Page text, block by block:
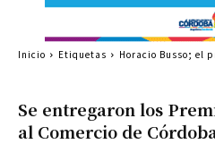
Se entregaron los
al Comercio de
Inicio Etiquetas Horacio Busso; el